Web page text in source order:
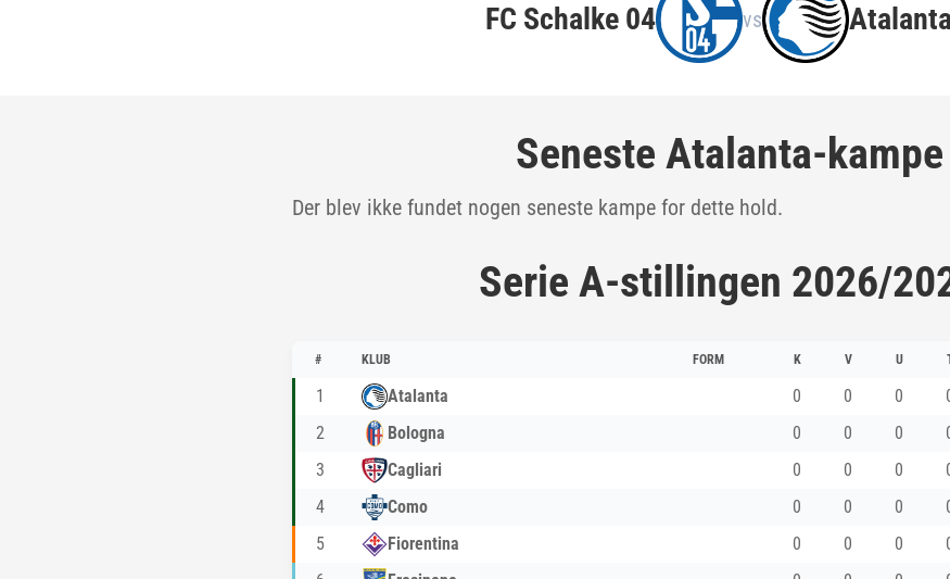
FC Schalke 04 vs
Seneste Atalanta-kampe
Der blev ikke fundet nogen seneste kampe for dette hold.
Serie A-stillingen 2026/
# KLUB FORM K V U
1 Atalanta 0 0 0
2
Bologna 0 0 0
3
Cagliari 0 0 0
4
Como 0 0 0
5
Fiorentina 0 0 0